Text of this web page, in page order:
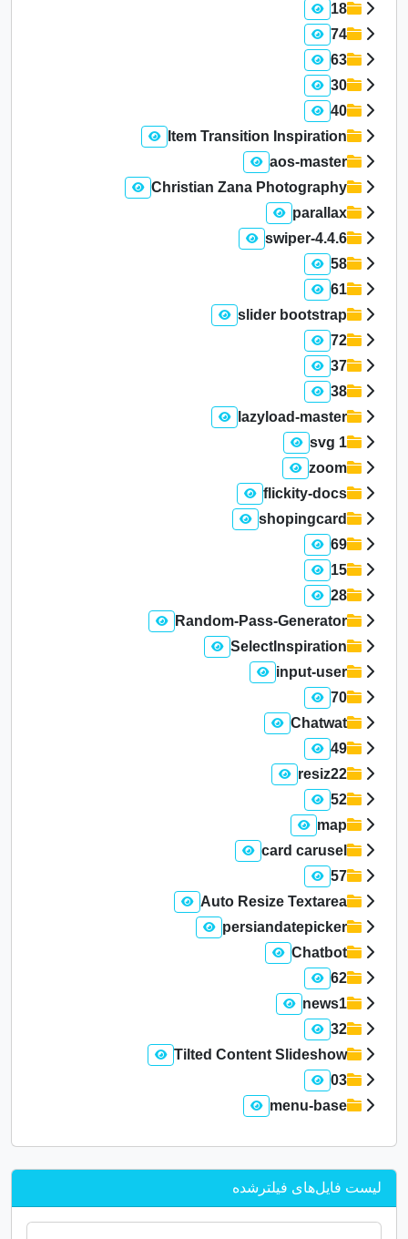
18
74
63
30
40
Item Transition Inspiration
aos-master
Christian Zana Photography
parallax
swiper-4.4.6
58
61
slider bootstrap
72
37
38
lazyload-master
1 svg
zoom
flickity-docs
shopingcard
69
15
28
Random-Pass-Generator
SelectInspiration
input-user
70
Chatwat
49
resiz22
52
map
card carusel
57
Auto Resize Textarea
persiandatepicker
Chatbot
62
news1
32
Tilted Content Slideshow
03
menu-base
لیست فایل‌های فیلترشده